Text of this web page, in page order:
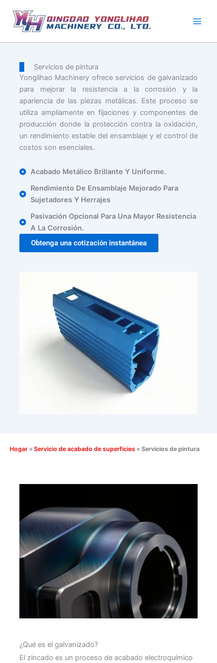
contenido
Servicios de pintura
Yonglihao Machinery ofrece servicios de galvanizado
para mejorar la resistencia a la corrosión y la
apariencia de las piezas metálicas. Este proceso se
utiliza ampliamente en fijaciones y componentes de
producción donde la protección contra la oxidación,
un rendimiento estable del ensamblaje y el control de
costos son esenciales.
Acabado Metálico Brillante Y Uniforme.
Rendimiento De Ensamblaje Mejorado Para
Sujetadores Y Herrajes
Pasivación Opcional Para Una Mayor Resistencia
A La Corrosión.
Obtenga una cotización instantánea
Hogar » Servicio de acabado de superficies » Servicios de pintura
¿Qué es el galvanizado?
El zincado es un proceso de acabado electroquímico